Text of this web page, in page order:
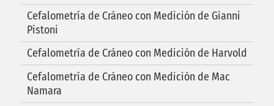
Cefalometría de Cráneo con Medición de Gianni
Pistoni
Cefalometría de Cráneo con Medición de Harvold
Cefalometría de Cráneo con Medición de Mac
Namara